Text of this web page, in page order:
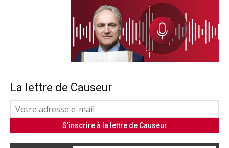
La lettre de Causeur